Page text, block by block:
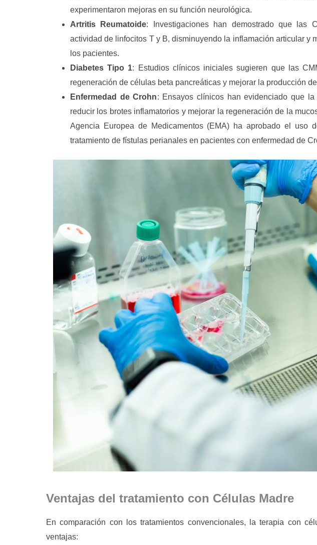
experimentaron mejoras en su función neurológica.
Artritis Reumatoide: Investigaciones han demostrado que las
actividad de linfocitos T y B, disminuyendo la inflamación articular y
los pacientes.
Diabetes Tipo 1: Estudios clínicos iniciales sugieren que las
regeneración de células beta pancreáticas y mejorar la producción
Enfermedad de Crohn: Ensayos clínicos han evidenciado que
reducir los brotes inflamatorios y mejorar la regeneración de la
Agencia Europea de Medicamentos (EMA) ha aprobado el uso
tratamiento de fístulas perianales en pacientes con enfermedad de
Ventajas del tratamiento con Células Madre
En comparación con los tratamientos convencionales, la terapia con
ventajas: